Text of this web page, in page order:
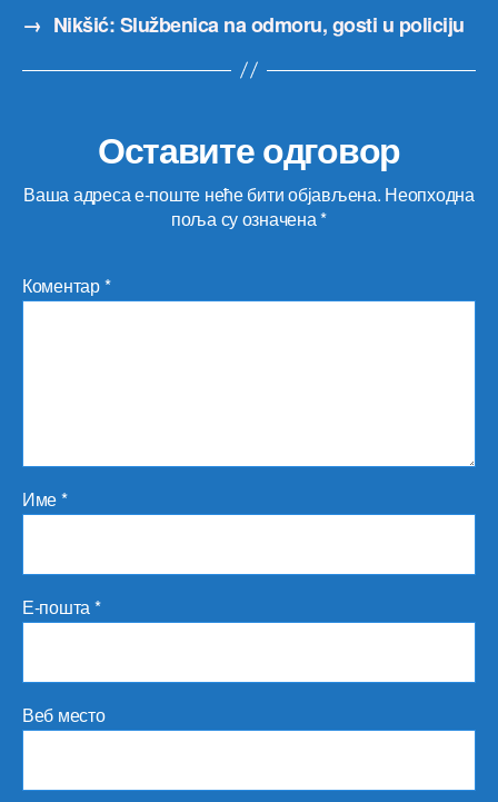
→ Nikšić: Službenica na odmoru, gosti u policiju
Оставите одговор
Ваша адреса е-поште неће бити објављена. Неопходна
поља су означена*
Коментар*
Име*
Е-пошта*
Веб место